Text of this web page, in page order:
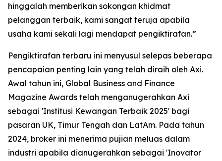
hinggalah memberikan sokongan khidmat
pelanggan terbaik, kami sangat teruja apabila
usaha kami sekali lagi mendapat pengiktirafan.”
Pengiktirafan terbaru ini menyusul selepas beberapa
pencapaian penting lain yang telah diraih oleh Axi.
Awal tahun ini, Global Business and Finance
Magazine Awards telah menganugerahkan Axi
sebagai 'Institusi Kewangan Terbaik 2025' bagi
pasaran UK, Timur Tengah dan LatAm. Pada tahun
2024, broker ini menerima pujian meluas dalam
industri apabila dianugerahkan sebagai 'Inovator